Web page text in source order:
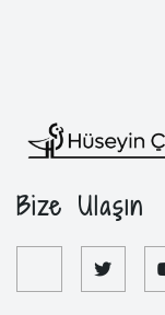
Bize Ulaşın